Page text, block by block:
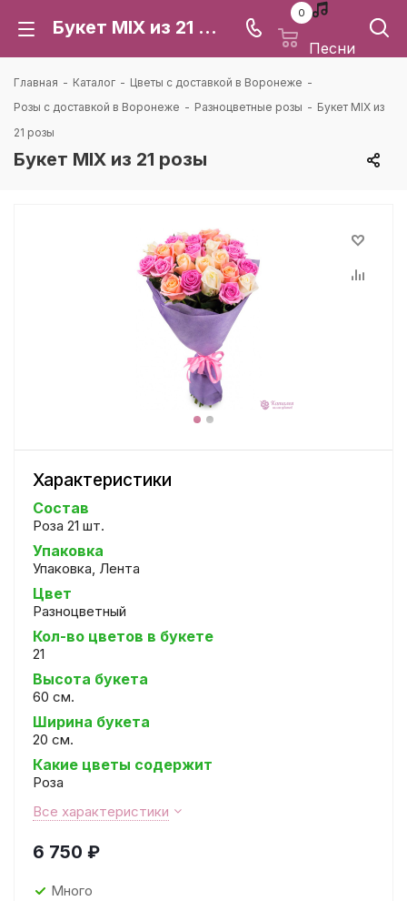
Букет MIX из 21 розы: цена и доставка в Воронеже | Каталея
0
Песни
Главная - Каталог - Цветы с доставкой в Воронеже -
Розы с доставкой в Воронеже - Разноцветные розы - Букет MIX из
21 розы
Букет MIX из 21 розы
Характеристики
Состав
Роза 21 шт.
Упаковка
Упаковка, Лента
Цвет
Разноцветный
Кол-во цветов в букете
21
Высота букета
60 см.
Ширина букета
20 см.
Какие цветы содержит
Роза
Все характеристики
6 750 ₽
Много